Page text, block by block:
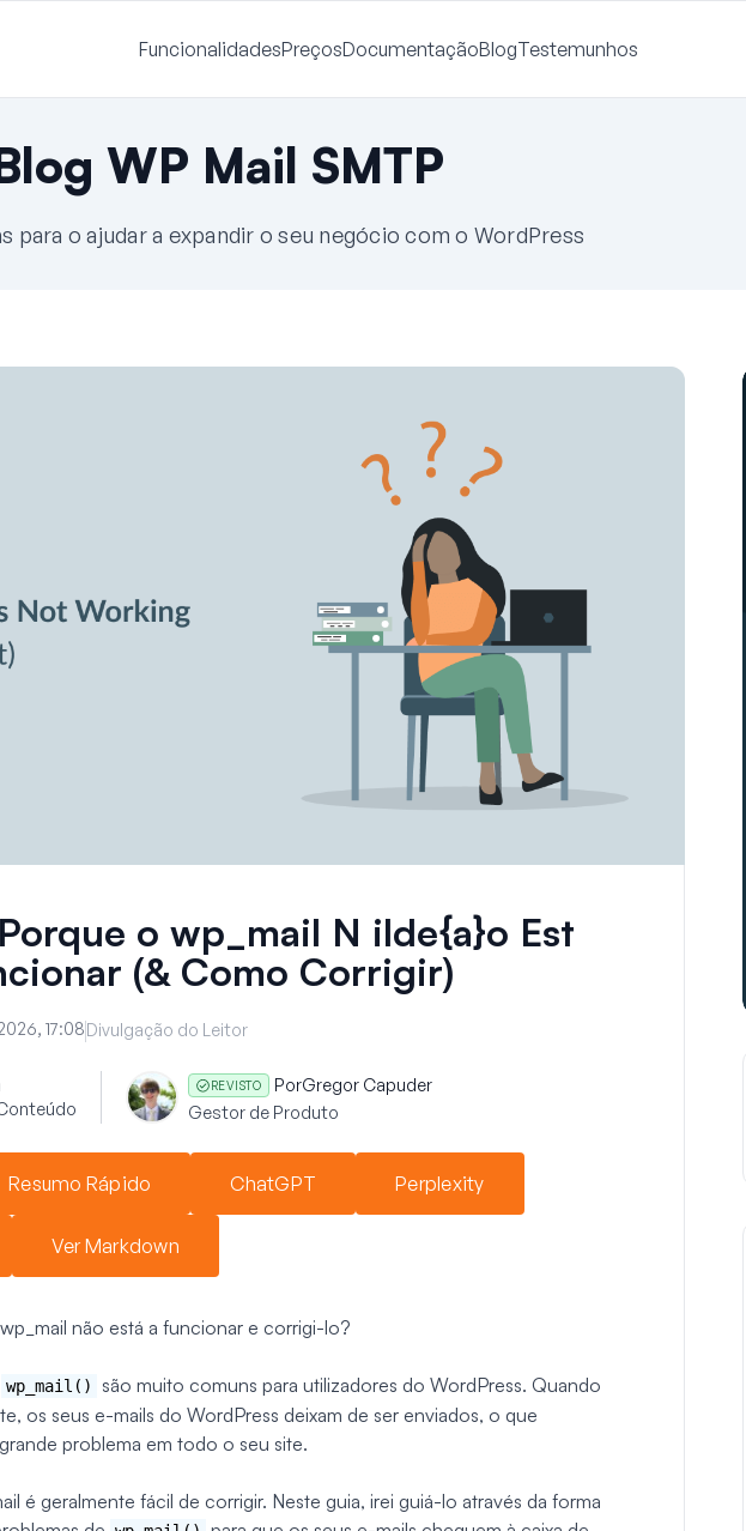
FuncionalidadesPreçosDocumentaçãoBlogTestemunhos
WP Mail SMTP
para o ajudar a expandir o seu negócio com o WordPress
o wp_mail N ilde{a}o Est
(& Como Corrigir)
17:08Divulgação do Leitor
REVISTO PorGregor Capuder
Gestor de Produto
Resumo Rápido ChatGPT Perplexity
Ver Markdown
não está a funcionar e corrigi-lo?
wp_mail()
são muito comuns para utilizadores do WordPress. Quando
os seus e-mails do WordPress deixam de ser enviados, o que
problema em todo o seu site.
é geralmente fácil de corrigir. Neste guia, irei guiá-lo através da forma